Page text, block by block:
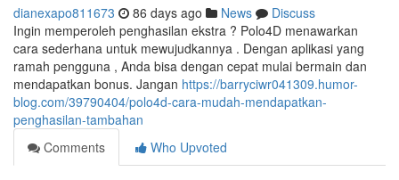
dianexapo811673 86 days ago News
Discuss
Ingin memperoleh penghasilan ekstra ? Polo4D menawarkan
cara sederhana untuk mewujudkannya . Dengan aplikasi yang
ramah pengguna , Anda bisa dengan cepat mulai bermain dan
mendapatkan bonus. Jangan https://barryciwr041309.humor-
blog.com/39790404/polo4d-cara-mudah-mendapatkan-
penghasilan-tambahan
Comments
Who Upvoted